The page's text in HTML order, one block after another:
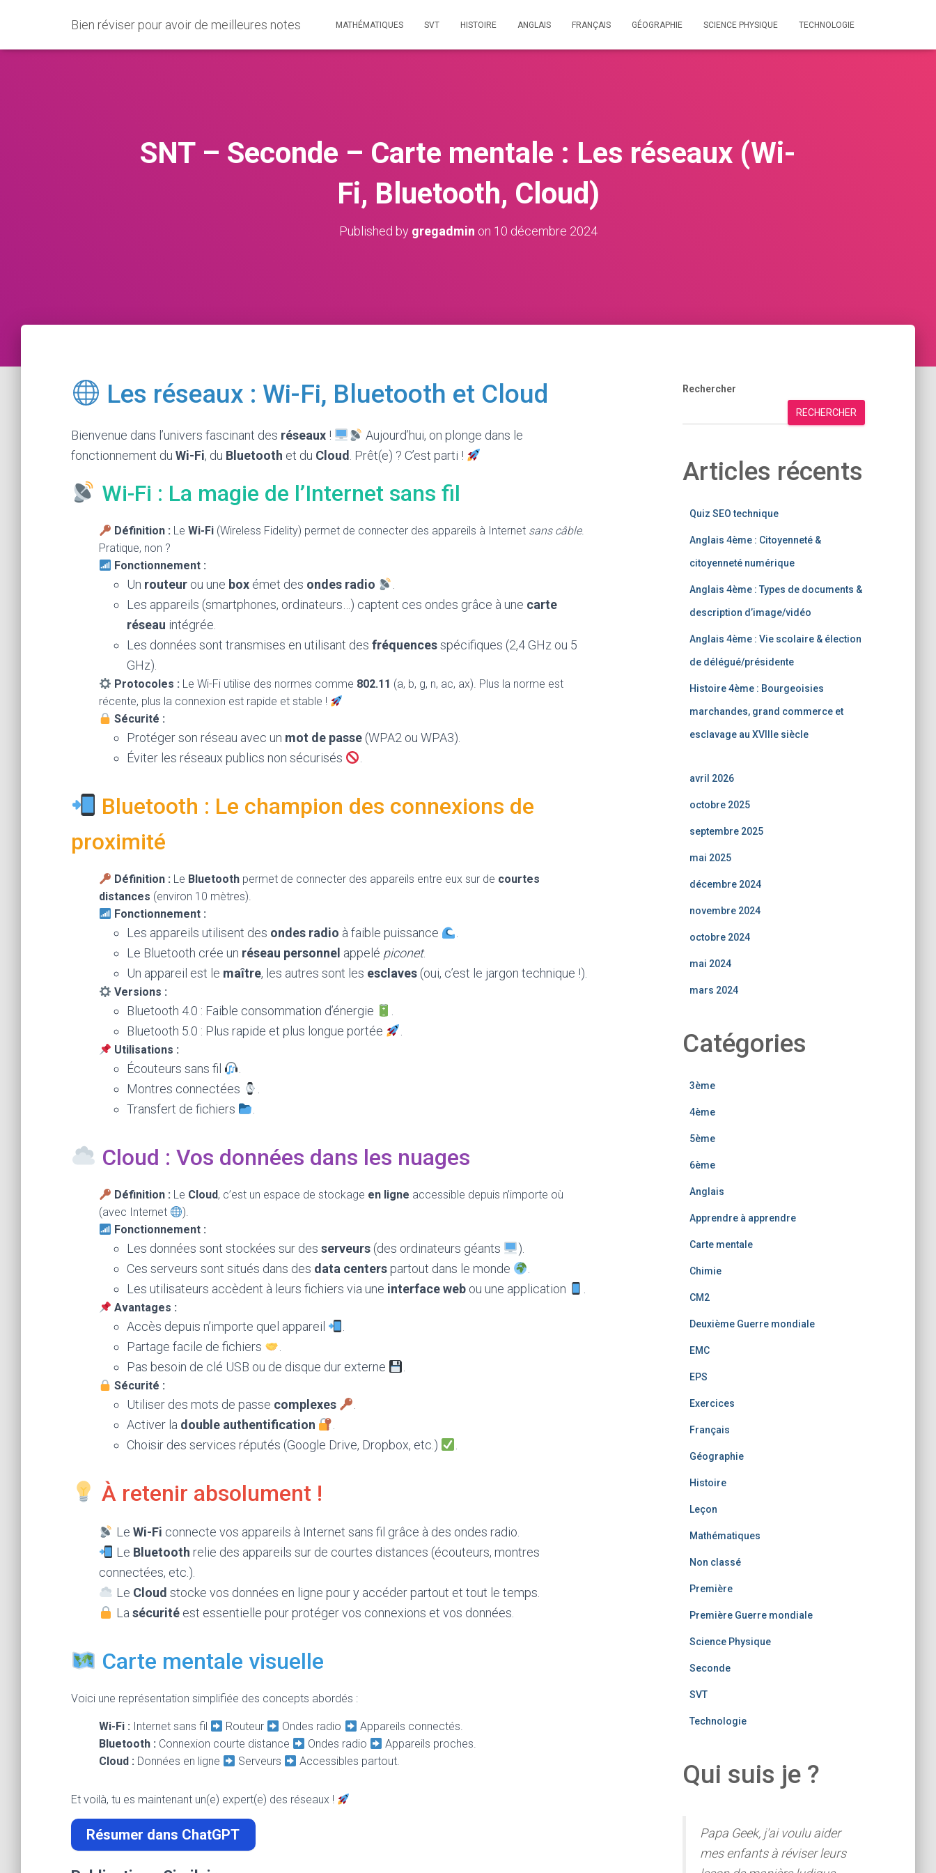
Bien réviser pour avoir de meilleures notes MATHÉMATIQUES SVT HISTOIRE ANGLAIS FRANÇAIS GÉOGRAPHIE SCIENCE PHYSIQUE TECHNOLOGIE
SNT – Seconde – Carte mentale : Les réseaux (Wi-
Fi, Bluetooth, Cloud)
Published by gregadmin on 10 décembre 2024
Les réseaux : Wi-Fi, Bluetooth et Cloud
Bienvenue dans l’univers fascinant des réseaux !
Aujourd’hui, on plonge dans le
fonctionnement du Wi-Fi, du Bluetooth et du Cloud . Prêt(e) ? C’est parti !
Wi-Fi : La magie de l’Internet sans fil
Définition : LeWi-Fi (Wireless Fidelity) permet de connecter des appareils à Internet sans câble.
Pratique, non ?
Fonctionnement :
Un routeur ou une box émet des ondes radio
Les appareils (smartphones, ordinateurs…) captent ces ondes grâce à une carte
réseau intégrée.
Les données sont transmises en utilisant des fréquencesspécifiques (2,4 GHz ou 5
GHz).
Protocoles : Le Wi-Fi utilise des normes comme 802.11 (a, b, g, n, ac, ax). Plus la norme est
récente, plus la connexion est rapide et stable !
Sécurité :
Protéger son réseau avec un mot de passe (WPA2 ou WPA3).
Éviter les réseaux publics non sécurisés
Bluetooth : Le champion des connexions de
proximité
Définition : Le Bluetooth permet de connecter des appareils entre eux sur de courtes
distances (environ 10 mètres).
Fonctionnement :
Les appareils utilisent des ondes radio à faible puissance
Le Bluetooth crée un réseau personnel appelé piconet.
Un appareil est le maître, les autres sont les esclaves (oui, c’est le jargon technique !).
Versions :
Bluetooth 4.0 : Faible consommation d’énergie
Bluetooth 5.0 : Plus rapide et plus longue portée
Utilisations :
Écouteurs sans fil
Montres connectées
Transfert de fichiers
Cloud : Vos données dans les nuages
Définition : Le Cloud, c’est un espace de stockage en ligne accessible depuis n’importe où
(avec Internet
).
Fonctionnement :
Les données sont stockées sur des serveurs (des ordinateurs géants
).
Ces serveurs sont situés dans des data centers partout dans le monde
Les utilisateurs accèdent à leurs fichiers via une interface web ou une application
Avantages :
Accès depuis n’importe quel appareil
Partage facile de fichiers
Pas besoin de clé USB ou de disque dur externe
Sécurité :
Utiliser des mots de passe complexes
Activer la double authentification
Choisir des services réputés (Google Drive, Dropbox, etc.)
À retenir absolument !
Le Wi-Fi connecte vos appareils à Internet sans fil grâce à des ondes radio.
Le Bluetooth relie des appareils sur de courtes distances (écouteurs, montres
connectées, etc.).
Le Cloud stocke vos données en ligne pour y accéder partout et tout le temps.
La sécuritéest essentielle pour protéger vos connexions et vos données.
Carte mentale visuelle
Voici une représentation simplifiée des concepts abordés :
Wi-Fi : Internet sans fil Routeur Ondes radio
Appareils connectés.
Bluetooth : Connexion courte distance Ondes radio
Appareils proches.
Cloud : Données en ligne Serveurs Accessibles partout.
Et voilà, tu es maintenant un(e) expert(e) des réseaux !
Résumer dans ChatGPT
Rechercher
RECHERCHER
Articles récents
Quiz SEO technique
Anglais 4ème : Citoyenneté &
citoyenneté numérique
Anglais 4ème : Types de documents &
description d’image/vidéo
Anglais 4ème : Vie scolaire & élection
de délégué/présidente
Histoire 4ème : Bourgeoisies
marchandes, grand commerce et
esclavage au XVIIIe siècle
avril 2026
octobre 2025
septembre 2025
mai 2025
décembre 2024
novembre 2024
octobre 2024
mai 2024
mars 2024
Catégories
3ème
4ème
5ème
6ème
Anglais
Apprendre à apprendre
Carte mentale
Chimie
CM2
Deuxième Guerre mondiale
EMC
EPS
Exercices
Français
Géographie
Histoire
Leçon
Mathématiques
Non classé
Première
Première Guerre mondiale
Science Physique
Seconde
SVT
Technologie
Qui suis je ?
Papa Geek, j'ai voulu aider
mes enfants à réviser leurs